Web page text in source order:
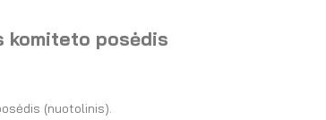
komiteto posėdis
(nuotolinis).